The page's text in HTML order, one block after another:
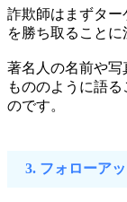
詐欺師はまずタ
を勝ち取ることに
著名人の名前や
もののように語
のです。
3. フォローア